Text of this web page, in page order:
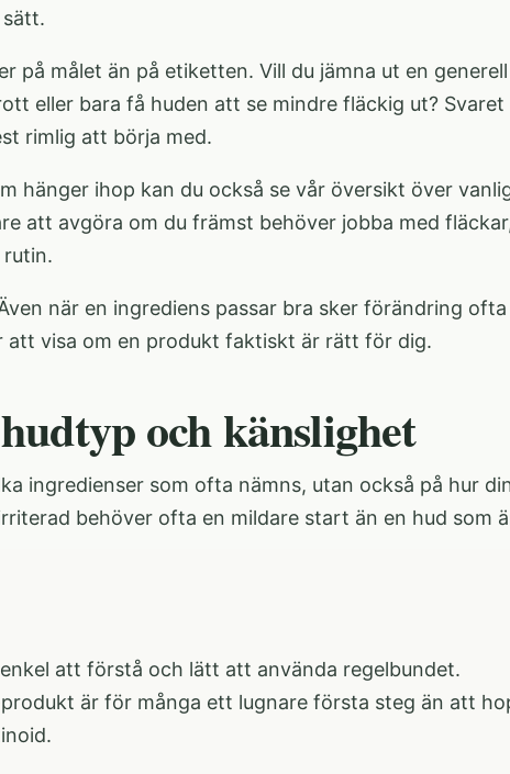
på målet än på etiketten. Vill du jämna ut en generell
eller bara få huden att se mindre fläckig ut? Svaret
rimlig att börja med.
hänger ihop kan du också se vår översikt över
att avgöra om du främst behöver jobba med
rutin.
när en ingrediens passar bra sker förändring ofta
att visa om en produkt faktiskt är rätt för dig.
och känslighet
ingredienser som ofta nämns, utan också på hur
behöver ofta en mildare start än en hud som
att förstå och lätt att använda regelbundet.
är för många ett lugnare första steg än att